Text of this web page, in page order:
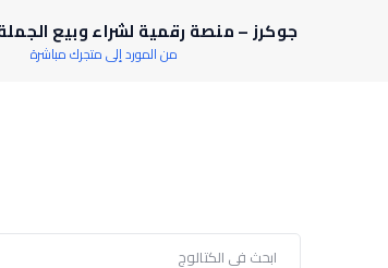
جوكرز – منصة رقمية لشراء وبيع
من المورد إلى متجرك مباشرة